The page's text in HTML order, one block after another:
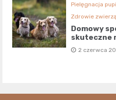
Pielęgnacja
Zdrowie
Domowy
skuteczne
2 czerwca